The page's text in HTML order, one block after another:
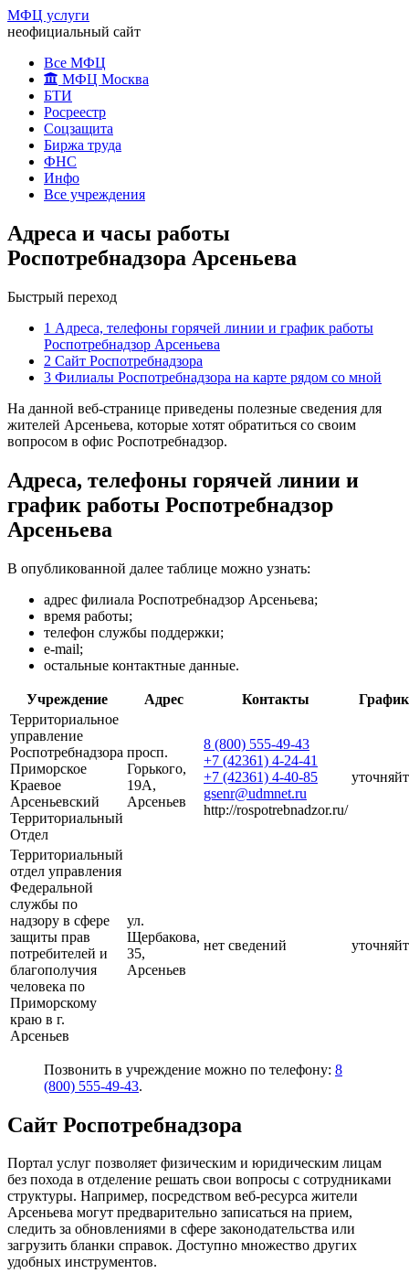
МФЦ услуги
неофициальный сайт
Все МФЦ
МФЦ Москва
БТИ
Росреестр
Соцзащита
Биржа труда
ФНС
Инфо
Все учреждения
Адреса и часы работы
Роспотребнадзора Арсеньева
Быстрый переход
1 Адреса, телефоны горячей линии и график работы
Роспотребнадзор Арсеньева
2 Сайт Роспотребнадзора
3 Филиалы Роспотребнадзора на карте рядом со мной
На данной веб-странице приведены полезные сведения для
жителей Арсеньева, которые хотят обратиться со своим
вопросом в офис Роспотребнадзор.
Адреса, телефоны горячей линии и
график работы Роспотребнадзор
Арсеньева
В опубликованной далее таблице можно узнать:
адрес филиала Роспотребнадзор Арсеньева;
время работы;
телефон службы поддержки;
e-mail;
остальные контактные данные.
Учреждение Адрес Контакты
График
Территориальное
управление
Роспотребнадзора
Приморское
Краевое
Арсеньевский
Территориальный
Отдел
просп.
Горького,
19А,
Арсеньев
8 (800) 555-49-43
+7 (42361) 4-24-41
+7 (42361) 4-40-85
gsenr@udmnet.ru
http://rospotrebnadzor.ru/
Территориальный
отдел управления
Федеральной
службы по
надзору в сфере
защиты прав
потребителей и
благополучия
человека по
Приморскому
краю в г.
Арсеньев
ул.
Щербакова,
35,
Арсеньев
нет сведений
Позвонить в учреждение можно по телефону: 8
(800) 555-49-43.
Сайт Роспотребнадзора
Портал услуг позволяет физическим и юридическим лицам
без похода в отделение решать свои вопросы с сотрудниками
структуры. Например, посредством веб-ресурса жители
Арсеньева могут предварительно записаться на прием,
следить за обновлениями в сфере законодательства или
загрузить бланки справок. Доступно множество других
удобных инструментов.